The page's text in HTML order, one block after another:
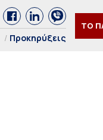
Προκηρύξεις
ΤΟ